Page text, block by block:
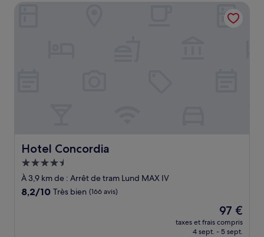
114 €
Hotel Concordia
Hotel Concordia
Hébergement
4.5 étoiles
À 3,9 km de : Arrêt de tram Lund MAX IV
8.2
8,2/10 Très bien (166 avis)
Le
nouveau
prix
97 €
taxes et frais compris
4 sept. - 5 sept.